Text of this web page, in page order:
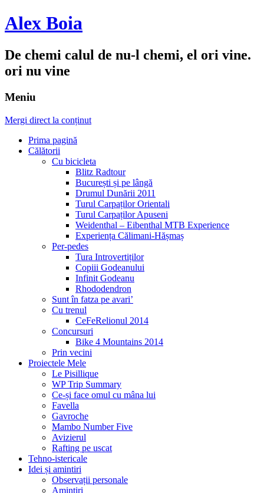
Alex Boia
De chemi calul de nu-l chemi, el ori vine.
ori nu vine
Meniu
Mergi direct la conținut
Prima pagină
Călătorii
Cu bicicleta
Blitz Radtour
București și pe lângă
Drumul Dunării 2011
Turul Carpaților Orientali
Turul Carpaților Apuseni
Weidenthal – Eibenthal MTB Experience
Experiența Călimani-Hășmaș
Per-pedes
Tura Introvertiților
Copiii Godeanului
Infinit Godeanu
Rhododendron
Sunt în fatza pe avari’
Cu trenul
CeFeRelionul 2014
Concursuri
Bike 4 Mountains 2014
Prin vecini
Proiectele Mele
Le Pisillique
WP Trip Summary
Ce-și face omul cu mâna lui
Favella
Gavroche
Mambo Number Five
Avizierul
Rafting pe uscat
Tehno-istericale
Idei și amintiri
Observații personale
Amintiri